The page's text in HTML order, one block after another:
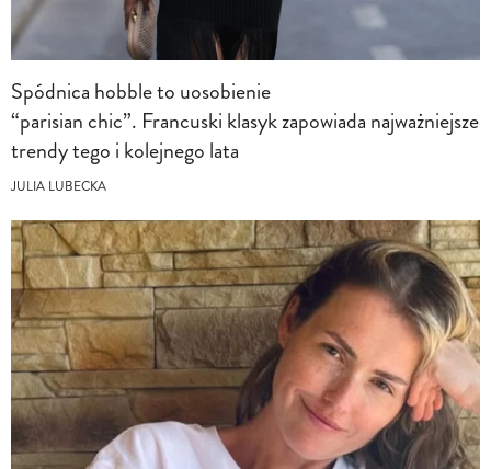
Spódnica hobble to uosobienie
“parisian chic”. Francuski klasyk zapowiada najważniejsze
trendy tego i kolejnego lata
JULIA LUBECKA